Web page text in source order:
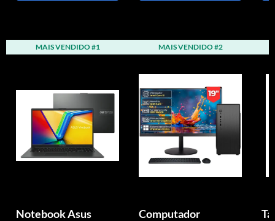
MAIS VENDIDO #1
Notebook Asus
MAIS VENDIDO #2
Computador